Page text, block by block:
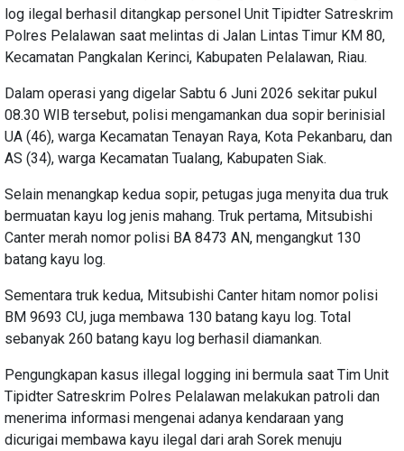
log ilegal berhasil ditangkap personel Unit Tipidter Satreskrim
Polres Pelalawan saat melintas di Jalan Lintas Timur KM 80,
Kecamatan Pangkalan Kerinci, Kabupaten Pelalawan, Riau.
Dalam operasi yang digelar Sabtu 6 Juni 2026 sekitar pukul
08.30 WIB tersebut, polisi mengamankan dua sopir berinisial
UA (46), warga Kecamatan Tenayan Raya, Kota Pekanbaru, dan
AS (34), warga Kecamatan Tualang, Kabupaten Siak.
Selain menangkap kedua sopir, petugas juga menyita dua truk
bermuatan kayu log jenis mahang. Truk pertama, Mitsubishi
Canter merah nomor polisi BA 8473 AN, mengangkut 130
batang kayu log.
Sementara truk kedua, Mitsubishi Canter hitam nomor polisi
BM 9693 CU, juga membawa 130 batang kayu log. Total
sebanyak 260 batang kayu log berhasil diamankan.
Pengungkapan kasus illegal logging ini bermula saat Tim Unit
Tipidter Satreskrim Polres Pelalawan melakukan patroli dan
menerima informasi mengenai adanya kendaraan yang
dicurigai membawa kayu ilegal dari arah Sorek menuju